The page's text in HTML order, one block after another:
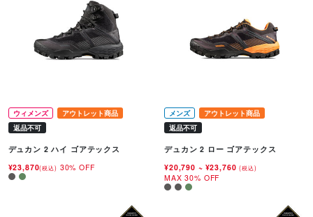
ウィメンズ
アウトレット商品
返品不可
デュカン 2 ハイ ゴアテックス
¥23,870(税込) 30% OFF
メンズ
アウトレット商品
返品不可
デュカン 2 ロー ゴアテックス
¥20,790 ~ ¥23,760(税込)
MAX 30% OFF